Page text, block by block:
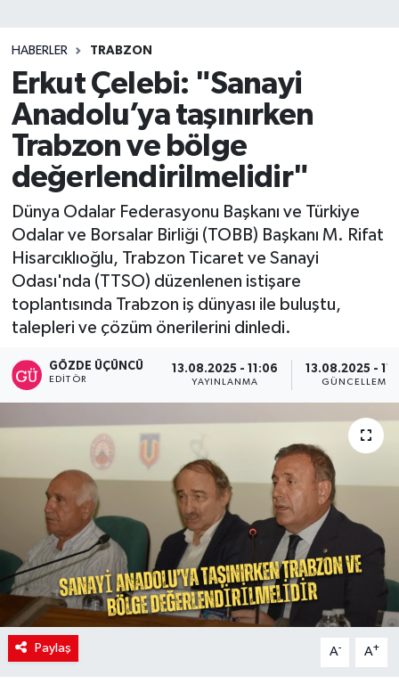
HABERLER TRABZON
Erkut Çelebi: "Sanayi
Anadolu’ya taşınırken
Trabzon ve bölge
değerlendirilmelidir"
Dünya Odalar Federasyonu Başkanı ve Türkiye
Odalar ve Borsalar Birliği (TOBB) Başkanı M. Rifat
Hisarcıklıoğlu, Trabzon Ticaret ve Sanayi
Odası'nda (TTSO) düzenlenen istişare
toplantısında Trabzon iş dünyası ile buluştu,
talepleri ve çözüm önerilerini dinledi.
GÖZDE ÜÇÜNCÜ
EDITÖR
13.08.2025 - 11:06
YAYINLANMA
13.08.2025 -
GÜNCELLEME
Paylaş A- A+
Teknoloji
TRABZON
TRABZONSPOR
Yaşam